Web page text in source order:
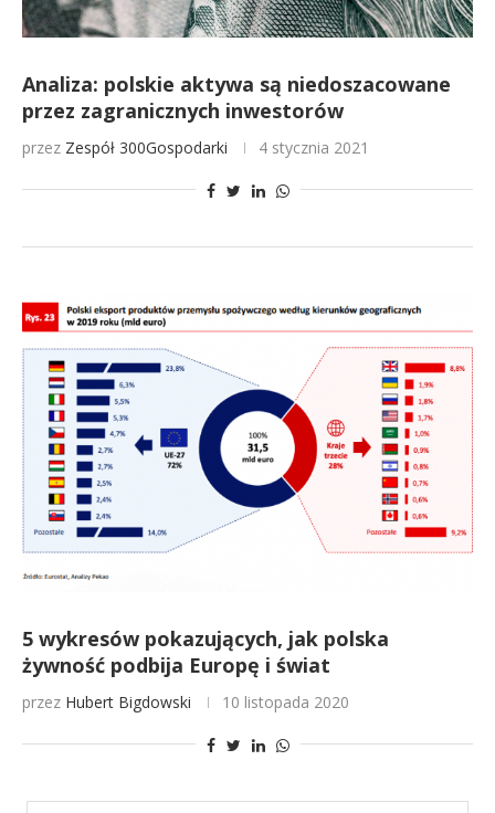
Analiza: polskie aktywa są niedoszacowane
przez zagranicznych inwestorów
przez Zespół 300Gospodarki 4 stycznia 2021
5 wykresów pokazujących, jak polska
żywność podbija Europę i świat
przez Hubert Bigdowski 10 listopada 2020